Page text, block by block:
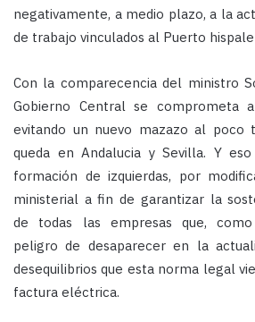
negativamente, a medio plazo, a la
de trabajo vinculados al Puerto
Con la comparecencia del ministro
Gobierno Central se comprometa
evitando un nuevo mazazo al poco
queda en Andalucia y Sevilla. Y
formación de izquierdas, por
ministerial a fin de garantizar la
de todas las empresas que, como
peligro de desaparecer en la
desequilibrios que esta norma legal
factura eléctrica.